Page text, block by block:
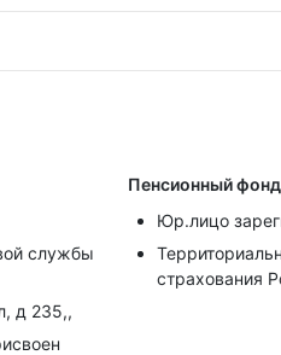
службы
д 235,,
Пенсионный
Юр.лицо
страхования